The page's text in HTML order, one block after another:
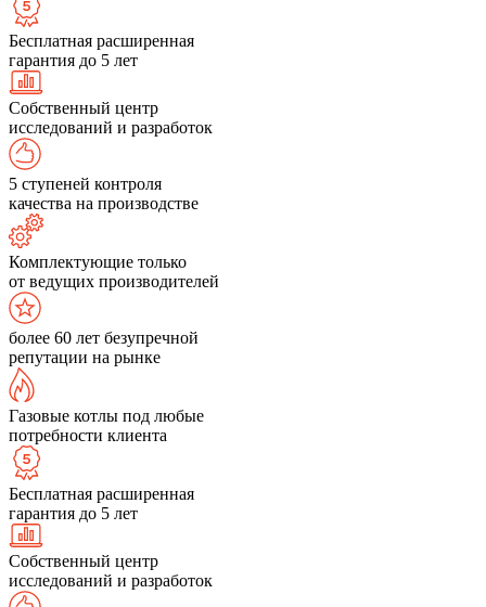
Бесплатная расширенная
гарантия до 5 лет
Собственный центр
исследований и разработок
5 ступеней контроля
качества на производстве
Комплектующие только
от ведущих производителей
более 60 лет безупречной
репутации на рынке
Газовые котлы под любые
потребности клиента
Бесплатная расширенная
гарантия до 5 лет
Собственный центр
исследований и разработок